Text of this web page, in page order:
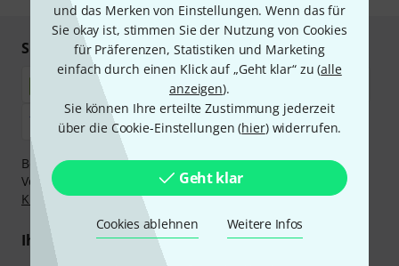
und das Merken von Einstellungen. Wenn das für
Sie okay ist, stimmen Sie der Nutzung von Cookies
für Präferenzen, Statistiken und Marketing
einfach durch einen Klick auf „Geht klar“ zu (alle
anzeigen).
Sie können Ihre erteilte Zustimmung jederzeit
über die Cookie-Einstellungen (hier) widerrufen.
Geht klar
Cookies ablehnen Weitere Infos
Sicher einkaufen & bezahlen
Bezahlen Sie vertraulich und sicher per Nachnahme,
Vorkasse, PayPal, Amazon Pay,Klarna Sofort bezahlen
,
Klarna Ratenzahlungoder Kreditkarte.
Ihre Vorteile